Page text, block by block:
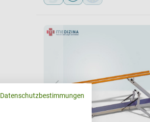
Datenschutzbestimmungen